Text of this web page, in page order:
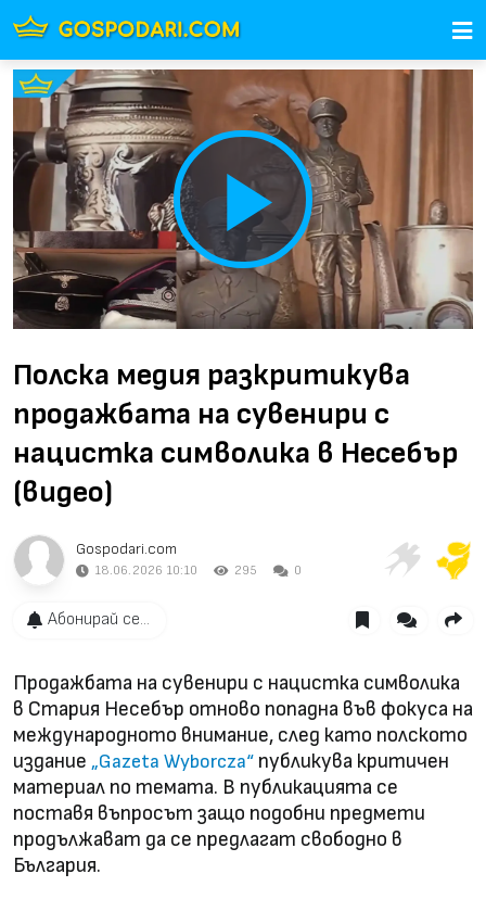
Play
Video
Полска медия разкритикува
продажбата на сувенири с
нацистка символика в Несебър
(видео)
Gospodari.com
18.06.2026 10:10 295 0
Абонирай се...
Продажбата на сувенири с нацистка символика
в Стария Несебър отново попадна във фокуса на
международното внимание, след като полското
издание „Gazeta Wyborcza“ публикува критичен
материал по темата. В публикацията се
поставя въпросът защо подобни предмети
продължават да се предлагат свободно в
България.